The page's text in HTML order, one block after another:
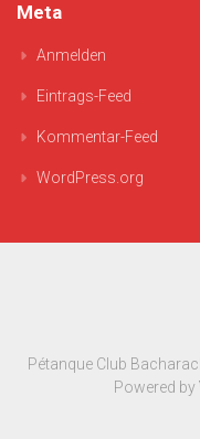
Meta
Anmelden
Eintrags-Feed
Kommentar-Feed
WordPress.org
Pétanque Club
Powered by